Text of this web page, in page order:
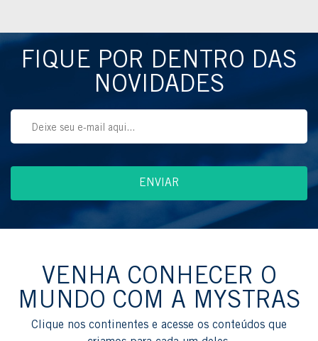
FIQUE POR DENTRO DAS
NOVIDADES
VENHA CONHECER O
MUNDO COM A MYSTRAS
Clique nos continentes e acesse os conteúdos que